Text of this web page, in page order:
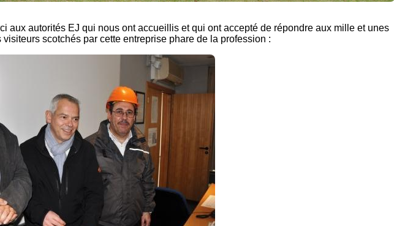
aux autorités EJ qui nous ont accueillis et qui ont accepté de répondre aux mille et unes
visiteurs scotchés par cette entreprise phare de la profession :